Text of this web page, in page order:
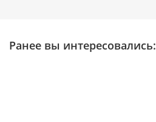
Ранее вы интересовались: